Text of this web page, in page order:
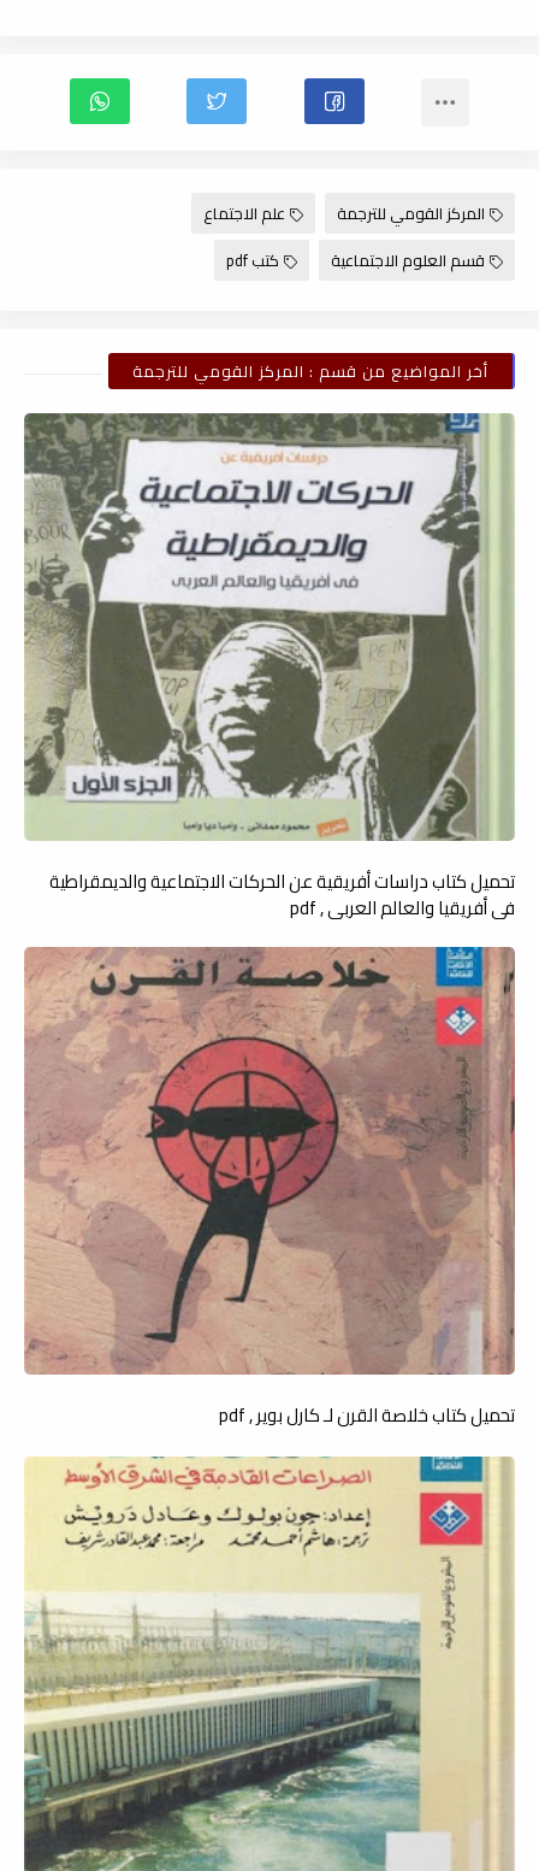
المركز القومي للترجمة
علم الاجتماع
قسم العلوم الاجتماعية
كتب pdf
أخر المواضيع من قسم : المركز القومي للترجمة
تحميل كتاب دراسات أفريقية عن الحركات الاجتماعية والديمقراطية
في أفريقيا والعالم العربي , pdf
تحميل كتاب خلاصة القرن لـ كارل بوير , pdf